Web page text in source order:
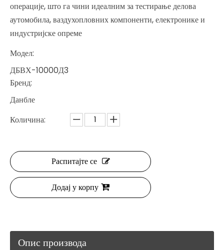
операције, што га чини идеалним за тестирање делова
аутомобила, ваздухопловних компоненти, електронике и
индустријске опреме
Модел:
ДБВХ-10000Д3
Бренд:
Данбле
Количина:
Распитајте се
Додај у корпу
Опис производа